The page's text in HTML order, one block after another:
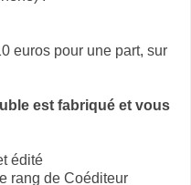
euros pour une part, sur
est fabriqué et vous
édité
rang de Coéditeur